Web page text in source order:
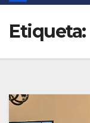
Etiqueta: